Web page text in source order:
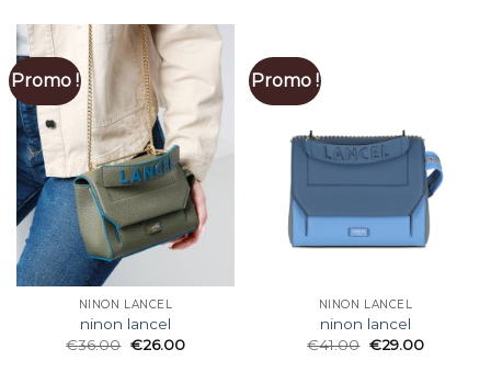
Promo !
NINON LANCEL
ninon lancel
€36.00 €26.00
Promo !
NINON LANCEL
ninon lancel
€41.00 €29.00